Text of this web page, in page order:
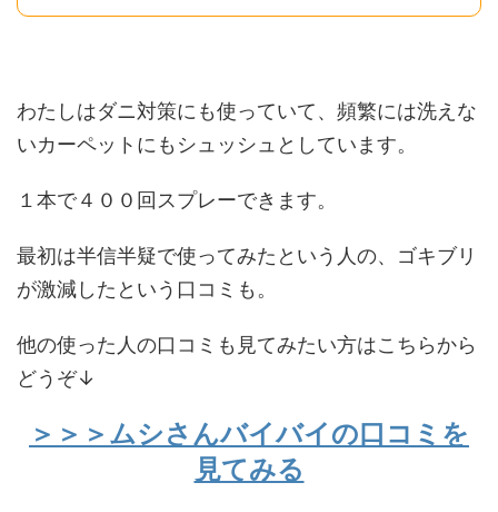
わたしはダニ対策にも使っていて、頻繁には洗えな
いカーペットにもシュッシュとしています。
１本で４００回スプレーできます。
最初は半信半疑で使ってみたという人の、ゴキブリ
が激減したという口コミも。
他の使った人の口コミも見てみたい方はこちらから
どうぞ↓
＞＞＞ムシさんバイバイの口コミを
見てみる